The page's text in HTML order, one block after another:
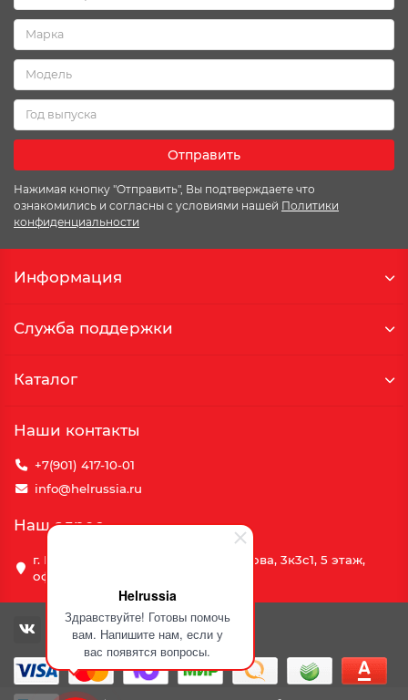
Helrussia
Здравствуйте! Готовы помочь
вам. Напишите нам, если у
вас появятся вопросы.
Отправить
Нажимая кнопку "Отправить", Вы подтверждаете что
ознакомились и согласны с условиями нашей Политики
конфиденциальности
Информация
Служба поддержки
Каталог
Наши контакты
+7(901) 417-10-01
info@helrussia.ru
Наш адрес
г. Москва, улица Василия Петушкова, 3к3c1, 5 этаж,
офис 69